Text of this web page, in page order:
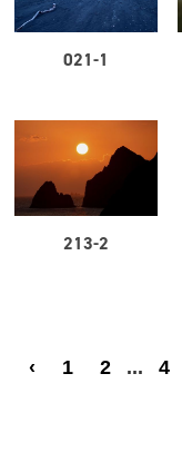
021-1
213-2
‹ 1 2 ... 4